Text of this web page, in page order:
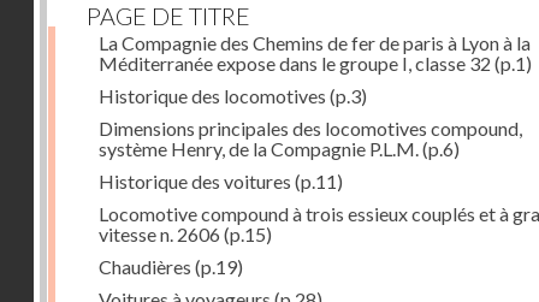
PAGE DE TITRE
La Compagnie des Chemins de fer de paris à Lyon à la
Méditerranée expose dans le groupe I, classe 32 (p.1)
Historique des locomotives (p.3)
Dimensions principales des locomotives compound,
système Henry, de la Compagnie P.L.M. (p.6)
Historique des voitures (p.11)
Locomotive compound à trois essieux couplés et à
vitesse n. 2606 (p.15)
Chaudières (p.19)